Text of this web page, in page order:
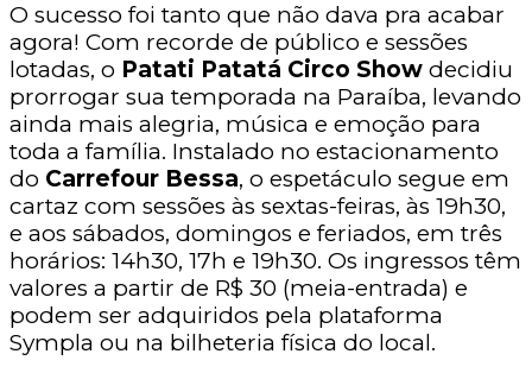
O sucesso foi tanto que não dava pra acabar
agora! Com recorde de público e sessões
lotadas, o Patati Patatá Circo Show decidiu
prorrogar sua temporada na Paraíba, levando
ainda mais alegria, música e emoção para
toda a família. Instalado no estacionamento
do Carrefour Bessa, o espetáculo segue em
cartaz com sessões às sextas-feiras, às 19h30,
e aos sábados, domingos e feriados, em três
horários: 14h30, 17h e 19h30. Os ingressos têm
valores a partir de R$ 30 (meia-entrada) e
podem ser adquiridos pela plataforma
Sympla ou na bilheteria física do local.